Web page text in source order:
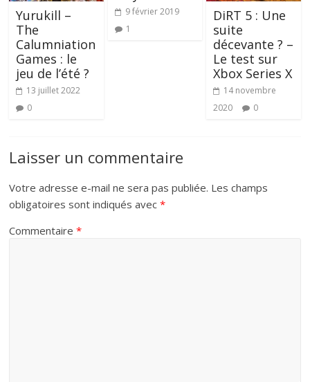
Yurukill –
The
Calumniation
Games : le
jeu de l’été ?
13 juillet 2022
0
9 février 2019
1
DiRT 5 : Une
suite
décevante ? –
Le test sur
Xbox Series X
14 novembre
2020
0
Laisser un commentaire
Votre adresse e-mail ne sera pas publiée. Les champs
obligatoires sont indiqués avec*
Commentaire*